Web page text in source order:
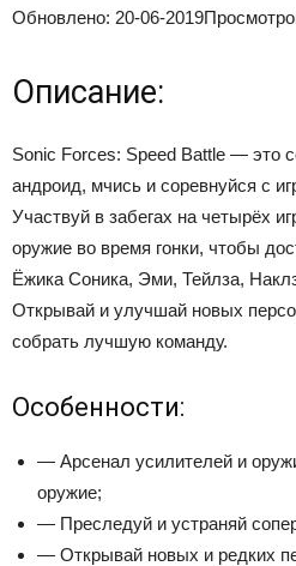
Обновлено: 20-06-2019
Описание:
Sonic Forces: Speed Battle — это
андроид, мчись и соревнуйся с
Участвуй в забегах на четырёх
оружие во время гонки, чтобы
Ёжика Соника, Эми, Тейлза,
Открывай и улучшай новых
собрать лучшую команду.
Особенности:
— Арсенал усилителей и
оружие;
— Преследуй и устраняй
— Открывай новых и редких